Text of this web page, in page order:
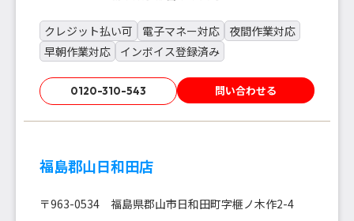
クレジット払い可 電子マネー対応
夜間作業対応
早朝作業対応
インボイス登録済み
0120-310-543 問い合わせる
福島郡山日和田店
〒963-0534 福島県郡山市日和田町字榧ノ木作2-4